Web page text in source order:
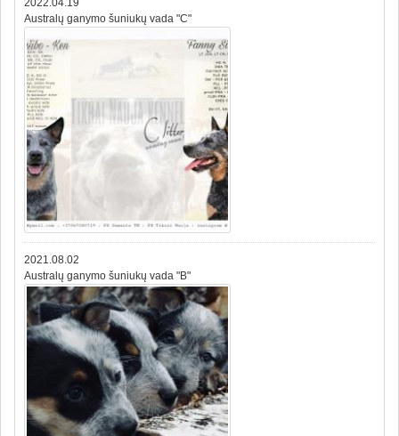
Australų ganymo šuniukų vada "C"
2021.08.02
Australų ganymo šuniukų vada "B"